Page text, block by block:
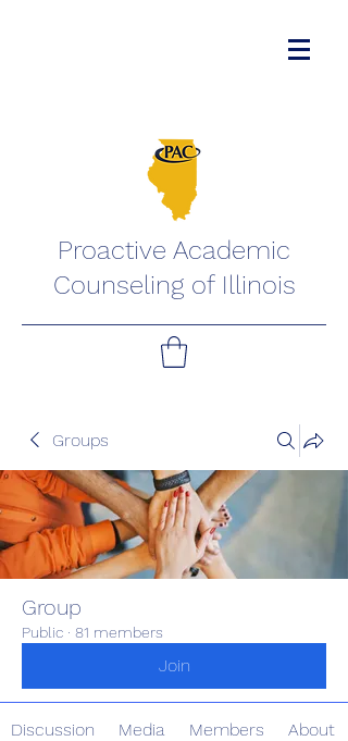
Proactive Academic
Counseling of Illinois
Groups
Group
Public · 81 members
Join
Discussion Media Members About